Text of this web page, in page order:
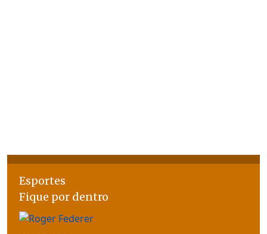
Esportes
Fique por dentro